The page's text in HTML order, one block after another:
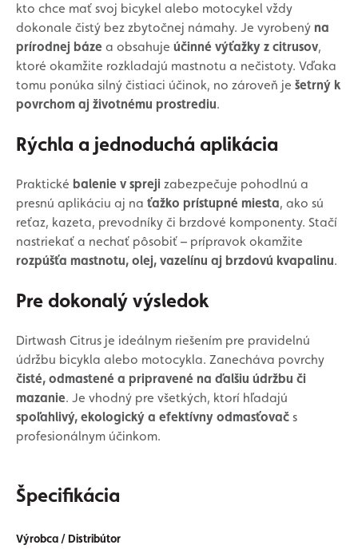
kto chce mať svoj bicykel alebo motocykel vždy
dokonale čistý bez zbytočnej námahy. Je vyrobený na
prírodnej báze a obsahuje účinné výťažky z citrusov,
ktoré okamžite rozkladajú mastnotu a nečistoty. Vďaka
tomu ponúka silný čistiaci účinok, no zároveň je šetrný k
povrchom aj životnému prostrediu.
Rýchla a jednoduchá aplikácia
Praktické balenie v spreji zabezpečuje pohodlnú a
presnú aplikáciu aj na ťažko prístupné miesta, ako sú
reťaz, kazeta, prevodníky či brzdové komponenty. Stačí
nastriekať a nechať pôsobiť – prípravok okamžite
rozpúšťa mastnotu, olej, vazelínu aj brzdovú kvapalinu.
Pre dokonalý výsledok
Dirtwash Citrus je ideálnym riešením pre pravidelnú
údržbu bicykla alebo motocykla. Zanecháva povrchy
čisté, odmastené a pripravené na ďalšiu údržbu či
mazanie. Je vhodný pre všetkých, ktorí hľadajú
spoľahlivý, ekologický a efektívny odmasťovač s
profesionálnym účinkom.
Špecifikácia
Výrobca / Distribútor